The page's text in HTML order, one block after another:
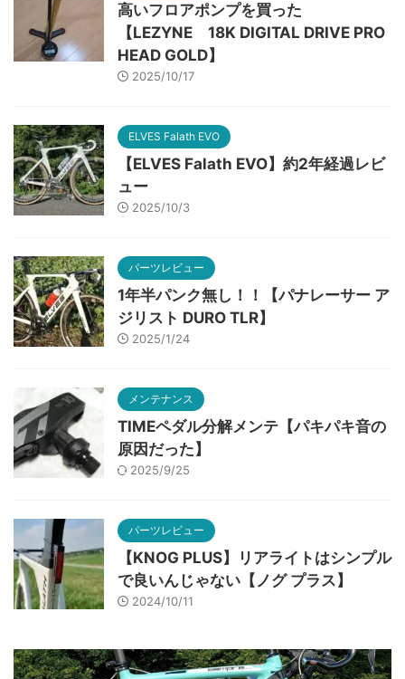
高いフロアポンプを買った
【LEZYNE 18K DIGITAL DRIVE PRO
HEAD GOLD】
2025/10/17
ELVES Falath EVO
【ELVES Falath EVO】約2年経過レビ
ュー
2025/10/3
パーツレビュー
1年半パンク無し！！【パナレーサー ア
ジリスト DURO TLR】
2025/1/24
メンテナンス
TIMEペダル分解メンテ【パキパキ音の
原因だった】
2025/9/25
パーツレビュー
【KNOG PLUS】リアライトはシンプル
で良いんじゃない【ノグ プラス】
2024/10/11